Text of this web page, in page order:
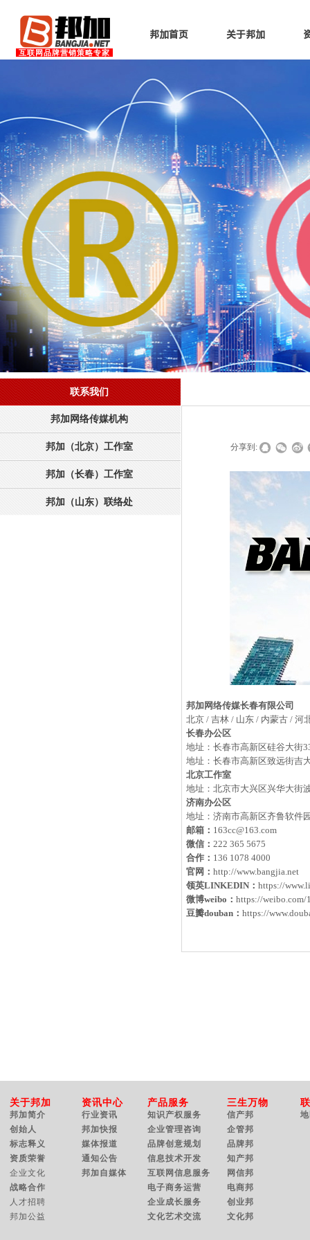
邦加首页 关于邦加
互联网品牌营销策略专家
联系我们
邦加网络传媒机构
邦加（北京）工作室
邦加（长春）工作室
邦加（山东）联络处
分享到:
邦加网络传媒长春有限公司
北京 / 吉林 / 山东 / 内蒙古 / 河
长春办公区
地址：长春市高新区硅谷大街
地址：长春市高新区致远街吉
北京工作室
地址：北京市大兴区兴华大街
济南办公区
地址：济南市高新区齐鲁软件
邮箱： 163cc@163.com
微信： 222 365 5675
合作： 136 1078 4000
官网： http://www.bangjia.net
领英LINKEDIN： https://
微博weibo ： https://weibo.com/
豆瓣douban ： https://
关于邦加 资讯中心 产品服务 三生万物
邦加简介 行业资讯 知识产权服务 信产邦
创始人
邦加快报 企业管理咨询
企管邦
标志释义
媒体报道 品牌创意规划
品牌邦
资质荣誉
通知公告 信息技术开发
知产邦
企业文化
邦加自媒体 互联网信息服务
网信邦
战略合作
电子商务运营
电商邦
人才招聘
企业成长服务
创业邦
邦加公益
文化艺术交流 文化邦